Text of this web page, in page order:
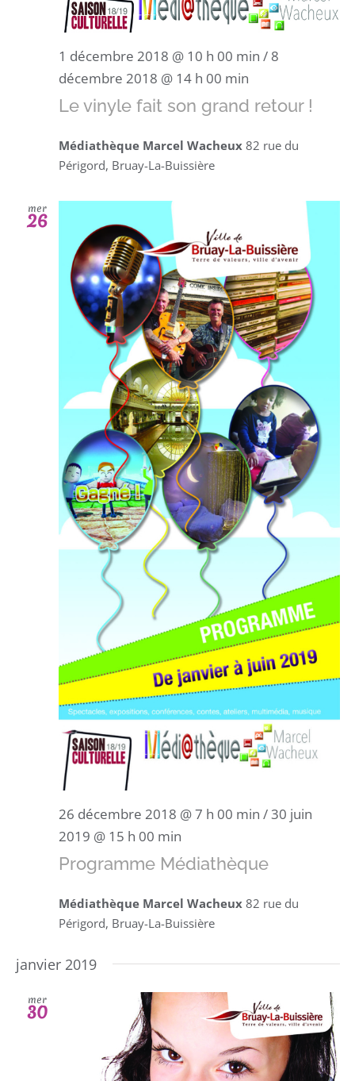
1 décembre 2018 @ 10 h 00 min / 8
décembre 2018 @ 14 h 00 min
Le vinyle fait son grand retour !
Médiathèque Marcel Wacheux 82 rue du
Périgord, Bruay-La-Buissière
mer
26
26 décembre 2018 @ 7 h 00 min /30 juin
2019 @ 15 h 00 min
Programme Médiathèque
Médiathèque Marcel Wacheux 82 rue du
Périgord, Bruay-La-Buissière
janvier 2019
mer
30